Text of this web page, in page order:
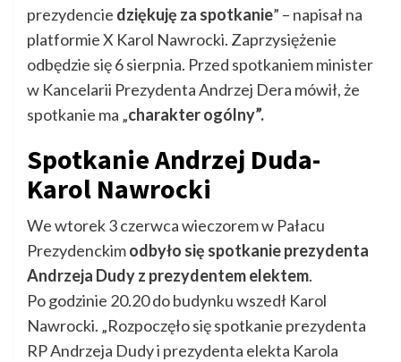
prezydencie dziękuję za spotkanie” – napisał na
platformie X Karol Nawrocki. Zaprzysiężenie
odbędzie się 6 sierpnia. Przed spotkaniem minister
w Kancelarii Prezydenta Andrzej Dera mówił, że
spotkanie ma „charakter ogólny”.
Spotkanie Andrzej Duda-
Karol Nawrocki
We wtorek 3 czerwca wieczorem w Pałacu
Prezydenckimodbyło się spotkanie prezydenta
Andrzeja Dudy z prezydentem elektem.
Po godzinie 20.20 do budynku wszedł Karol
Nawrocki. „Rozpoczęło się spotkanie prezydenta
RP Andrzeja Dudy i prezydenta elekta Karola